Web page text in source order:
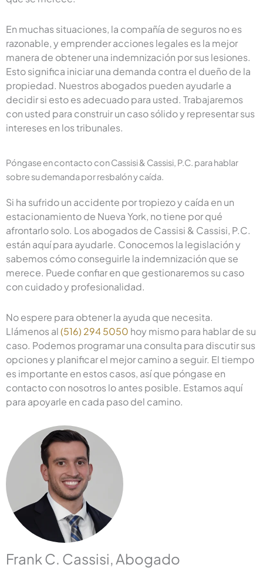
En muchas situaciones, la compañía de seguros no es
razonable, y emprender acciones legales es la mejor
manera de obtener una indemnización por sus lesiones.
Esto significa iniciar una demanda contra el dueño de la
propiedad. Nuestros abogados pueden ayudarle a
decidir si esto es adecuado para usted. Trabajaremos
con usted para construir un caso sólido y representar sus
intereses en los tribunales.
Póngase en contacto con Cassisi & Cassisi, P.C. para hablar
sobre su demanda por resbalón y caída.
Si ha sufrido un accidente por tropiezo y caída en un
estacionamiento de Nueva York, no tiene por qué
afrontarlo solo. Los abogados de Cassisi & Cassisi, P.C.
están aquí para ayudarle. Conocemos la legislación y
sabemos cómo conseguirle la indemnización que se
merece. Puede confiar en que gestionaremos su caso
con cuidado y profesionalidad.
No espere para obtener la ayuda que necesita.
Llámenos al(516) 294 5050 hoy mismo para hablar de su
caso. Podemos programar una consulta para discutir sus
opciones y planificar el mejor camino a seguir. El tiempo
es importante en estos casos, así que póngase en
contacto con nosotros lo antes posible. Estamos aquí
para apoyarle en cada paso del camino.
Frank C. Cassisi, Abogado